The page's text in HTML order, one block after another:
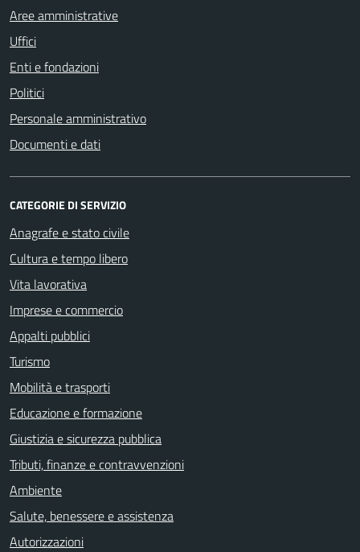
Aree amministrative
Uffici
Enti e fondazioni
Politici
Personale amministrativo
Documenti e dati
CATEGORIE DI SERVIZIO
Anagrafe e stato civile
Cultura e tempo libero
Vita lavorativa
Imprese e commercio
Appalti pubblici
Turismo
Mobilità e trasporti
Educazione e formazione
Giustizia e sicurezza pubblica
Tributi, finanze e contravvenzioni
Ambiente
Salute, benessere e assistenza
Autorizzazioni